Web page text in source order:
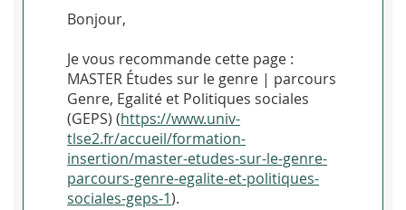
Bonjour,
Je vous recommande cette page :
MASTER Études sur le genre | parcours
Genre, Egalité et Politiques sociales
(GEPS) (https://www.univ-
tlse2.fr/accueil/formation-
insertion/master-etudes-sur-le-genre-
parcours-genre-egalite-et-politiques-
sociales-geps-1).